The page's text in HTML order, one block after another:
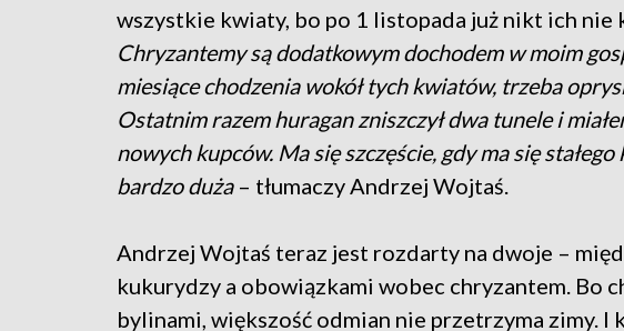
wszystkie kwiaty, bo po 1 listopada już nikt ich nie
Chryzantemy są dodatkowym dochodem w moim
miesiące chodzenia wokół tych kwiatów, trzeba
Ostatnim razem huragan zniszczył dwa tunele i
nowych kupców. Ma się szczęście, gdy ma się
bardzo duża– tłumaczy Andrzej Wojtaś.
Andrzej Wojtaś teraz jest rozdarty na dwoje –
kukurydzy a obowiązkami wobec chryzantem. Bo
bylinami, większość odmian nie przetrzyma zimy.